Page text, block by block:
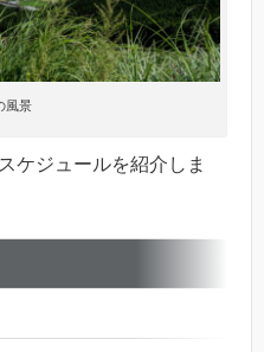
風景
ケジュールを紹介しま